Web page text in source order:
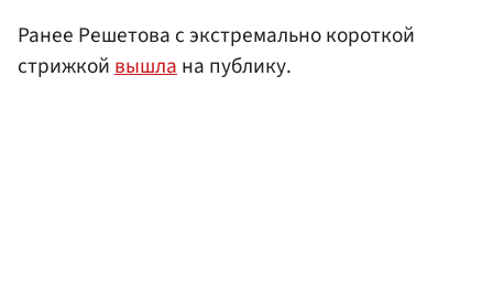
Ранее Решетова с экстремально короткой
стрижкойвышлана публику.